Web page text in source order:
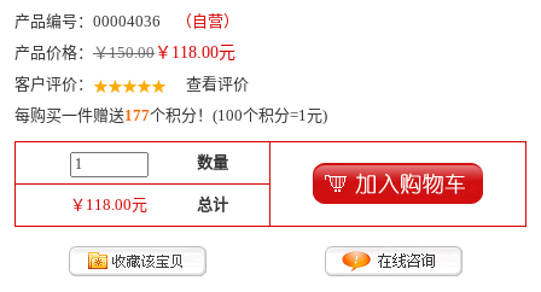
产品编号：00004036
（自营）
产品价格： ￥150.00 ￥ 118.00元
客户评价：
查看评价
每购买一件赠送177个积分！(100个积分=1元)
数量
￥ 118.00元 总计